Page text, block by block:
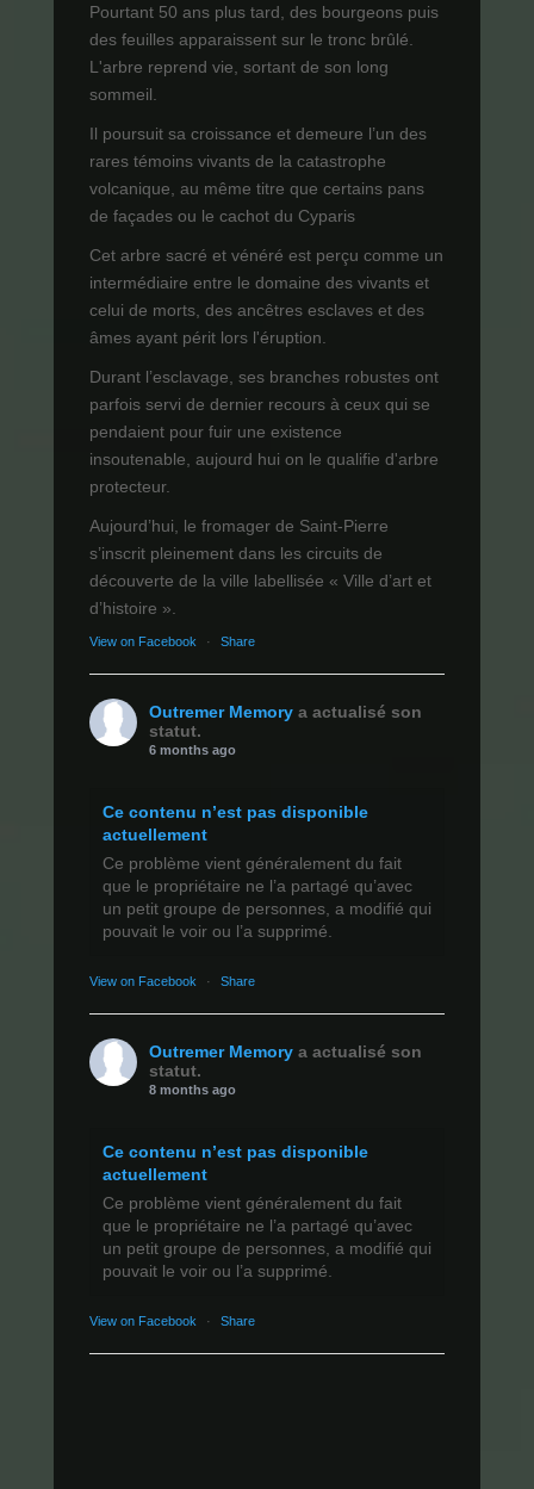
Pourtant 50 ans plus tard, des bourgeons puis
des feuilles apparaissent sur le tronc brûlé.
L'arbre reprend vie, sortant de son long
sommeil.
Il poursuit sa croissance et demeure l’un des
rares témoins vivants de la catastrophe
volcanique, au même titre que certains pans
de façades ou le cachot du Cyparis
Cet arbre sacré et vénéré est perçu comme un
intermédiaire entre le domaine des vivants et
celui de morts, des ancêtres esclaves et des
âmes ayant périt lors l'éruption.
Durant l’esclavage, ses branches robustes ont
parfois servi de dernier recours à ceux qui se
pendaient pour fuir une existence
insoutenable, aujourd hui on le qualifie d'arbre
protecteur.
Aujourd’hui, le fromager de Saint-Pierre
s’inscrit pleinement dans les circuits de
découverte de la ville labellisée « Ville d’art et
d’histoire ».
View on Facebook · Share
Outremer Memory a actualisé son
statut.
6 months ago
Ce contenu n’est pas disponible
actuellement
Ce problème vient généralement du fait
que le propriétaire ne l’a partagé qu’avec
un petit groupe de personnes, a modifié qui
pouvait le voir ou l’a supprimé.
View on Facebook · Share
Outremer Memory a actualisé son
statut.
8 months ago
Ce contenu n’est pas disponible
actuellement
Ce problème vient généralement du fait
que le propriétaire ne l’a partagé qu’avec
un petit groupe de personnes, a modifié qui
pouvait le voir ou l’a supprimé.
View on Facebook · Share